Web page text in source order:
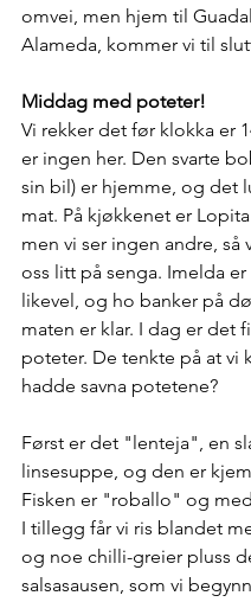
omvei, men hjem til
Alameda, kommer vi til
Middag med poteter!
Vi rekker det før klokka er
er ingen her. Den svarte
sin bil) er hjemme, og det
mat. På kjøkkenet er
men vi ser ingen andre, så
oss litt på senga. Imelda
likevel, og ho banker på
maten er klar. I dag er det
poteter. De tenkte på at vi
hadde savna potetene?
Først er det "lenteja", en
linsesuppe, og den er
Fisken er "roballo" og
I tillegg får vi ris blandet
og noe chilli-greier pluss
salsasausen, som vi